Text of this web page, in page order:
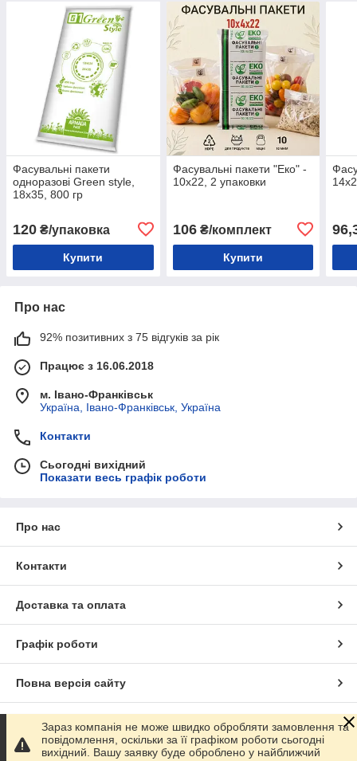
Фасувальні пакети
одноразові Green style,
18х35, 800 гр
120 ₴/упаковка
Купити
Фасувальні пакети "Еко" -
10х22, 2 упаковки
106₴/комплект
Купити
Про нас
92% позитивних з 75 відгуків за рік
Працює з 16.06.2018
м. Івано-Франківськ
Україна, Івано-Франківськ, Україна
Контакти
Сьогодні вихідний
Показати весь графік роботи
Про нас
Контакти
Доставка та оплата
Графік роботи
Повна версія сайту
Сайт створено на маркетплейсі Prom.ua
Зараз компанія не може швидко обробляти замовлення та
повідомлення, оскільки за її графіком роботи сьогодні
вихідний. Вашу заявку буде оброблено у найближчий